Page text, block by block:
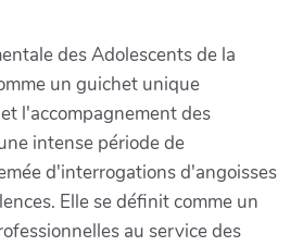
des Adolescents de la
un guichet unique
l'accompagnement des
intense période de
d'interrogations d'angoisses
Elle se définit comme un
au service des